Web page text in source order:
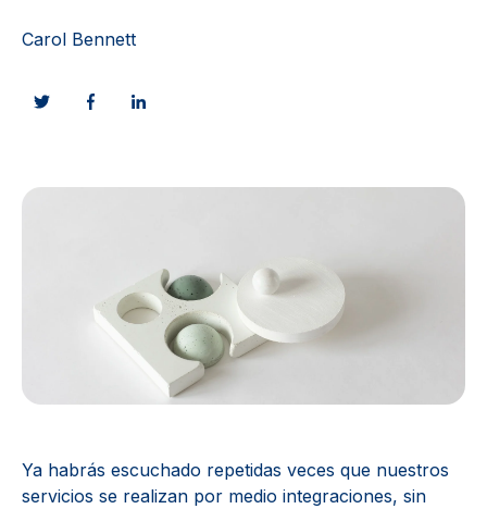
Carol Bennett
Ya habrás escuchado repetidas veces que nuestros
servicios se realizan por medio integraciones, sin